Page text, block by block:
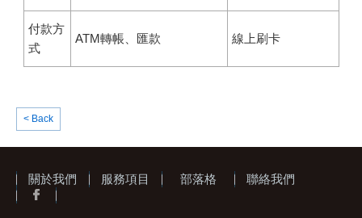
付款方
式
ATM轉帳、匯款 線上刷卡
< Back
關於我們 服務項目 部落格 聯絡我們